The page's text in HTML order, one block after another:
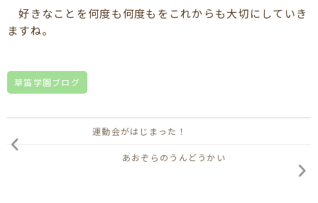
好きなことを何度も何度もをこれからも大切にしていき
ますね。
草笛学園ブログ
運動会がはじまった！
あおぞらのうんどうかい